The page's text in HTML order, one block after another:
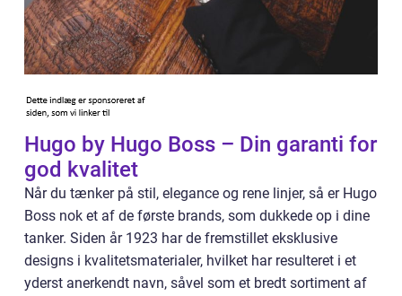
Hugo by Hugo Boss – Din garanti for
god kvalitet
Når du tænker på stil, elegance og rene linjer, så er Hugo
Boss nok et af de første brands, som dukkede op i dine
tanker. Siden år 1923 har de fremstillet eksklusive
designs i kvalitetsmaterialer, hvilket har resulteret i et
yderst anerkendt navn, såvel som et bredt sortiment af